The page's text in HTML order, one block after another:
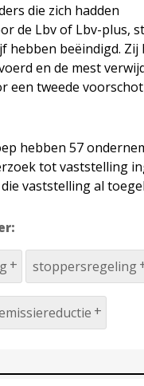
die zich hadden
de Lbv of Lbv-plus,
hebben beëindigd. Zij
en de mest
een tweede voorschot
hebben 57
tot vaststelling
vaststelling al
stoppersregeling